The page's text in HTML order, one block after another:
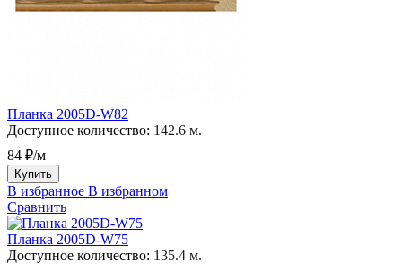
Планка 2005D-W82
Доступное количество: 142.6 м.
84 ₽/м
Купить
В избранное В избранном
Сравнить
Планка 2005D-W75
Доступное количество: 135.4 м.